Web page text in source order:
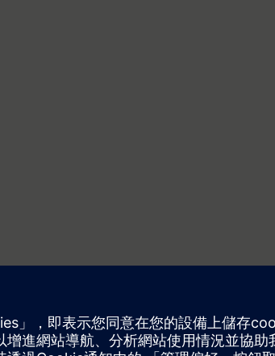
muodossa (pdf). Osallistuja voi tilata tulostetun